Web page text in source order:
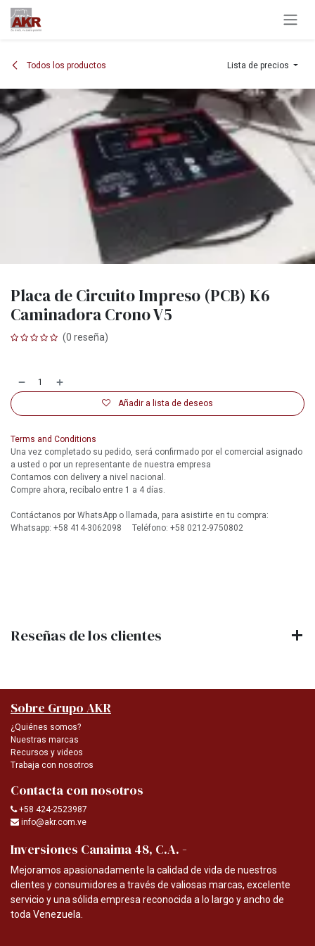
Ir al contenido
Todos los productos Lista de precios
Placa de Circuito Impreso (PCB) K6
Caminadora Crono V5
(0 reseña)
Añadir a lista de deseos
Terms and Conditions
Una vez completado su pedido, será confirmado por el comercial asignado
a usted o por un representante de nuestra empresa
Contamos con delivery a nivel nacional.
Compre ahora, recíbalo entre 1 a 4 días.
Contáctanos por WhatsApp o llamada, para asistirte en tu compra:
Whatsapp: +58 414-3062098 Teléfono: +58 0212-9750802
Reseñas de los clientes
Sobre Grupo AKR
¿Quiénes somos?
Nuestras marcas
Recursos y videos
Trabaja con nosotros
Contacta con nosotros
+58 424-2523987
info@akr.com.ve
Inversiones Canaima 48, C.A. -
Mejoramos apasionadamente la calidad de vida de nuestros
clientes y consumidores a través de valiosas marcas, excelente
servicio y una sólida empresa reconocida a lo largo y ancho de
toda Venezuela.